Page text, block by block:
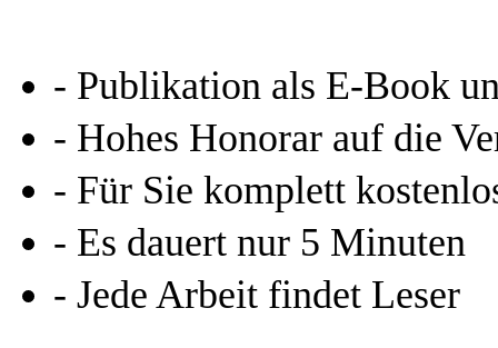
- Publikation als E-Book
- Hohes Honorar auf die
- Für Sie komplett
- Es dauert nur 5 Minuten
- Jede Arbeit findet Leser